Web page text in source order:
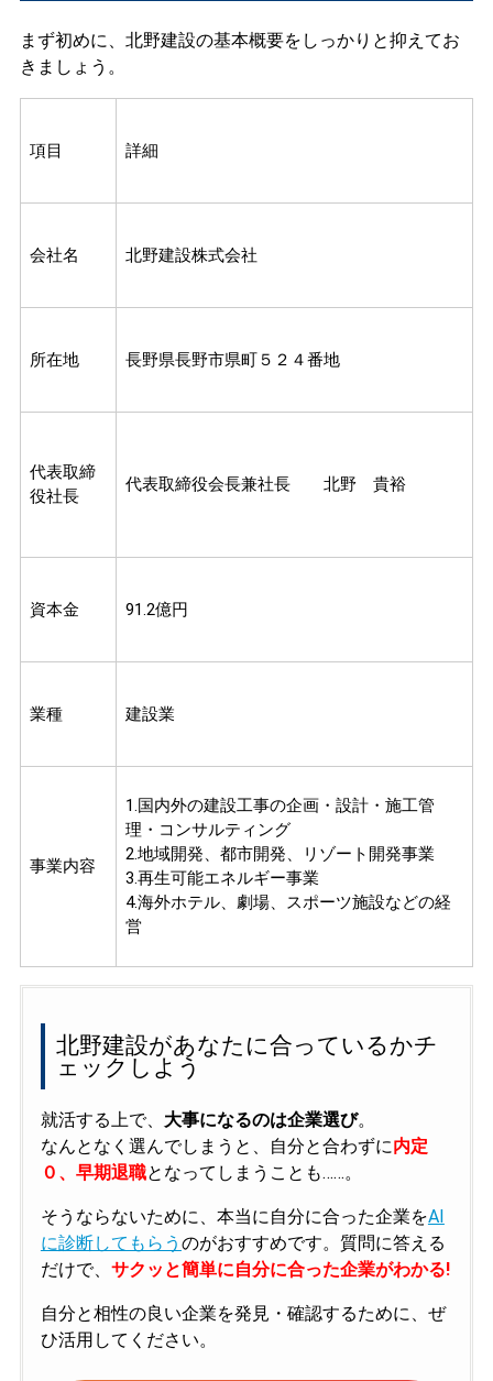
まず初めに、北野建設の基本概要をしっかりと抑えてお
きましょう。
項目 詳細
会社名 北野建設株式会社
所在地 長野県長野市県町５２４番地
代表取締
役社長
代表取締役会長兼社長 北野 貴裕
資本金 91.2億円
業種 建設業
事業内容
1.国内外の建設工事の企画・設計・施工管
理・コンサルティング
2.地域開発、都市開発、リゾート開発事業
3.再生可能エネルギー事業
4.海外ホテル、劇場、スポーツ施設などの経
営
北野建設があなたに合っているかチ
ェックしよう
就活する上で、 大事になるのは企業選び。
なんとなく選んでしまうと、自分と合わずに内定
０、早期退職となってしまうことも……。
そうならないために、本当に自分に合った企業をAI
に診断してもらう のがおすすめです。質問に答える
だけで、 サクッと簡単に自分に合った企業がわかる!
自分と相性の良い企業を発見・確認するために、ぜ
ひ活用してください。